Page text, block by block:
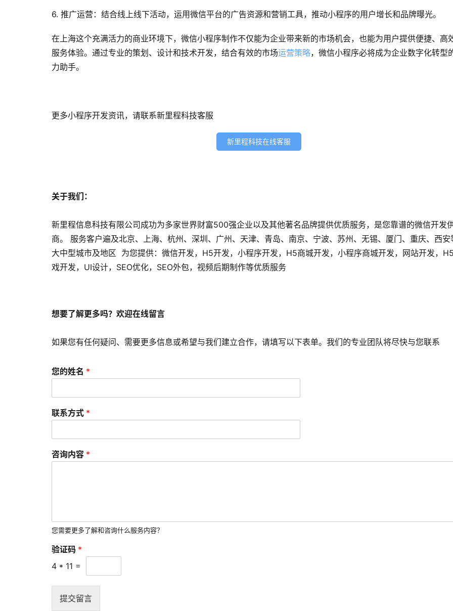
6. 推广运营：结合线上线下活动，运用微信平台的广告资源和营销工具，推动小程序的用户增长和品牌曝光。
在上海这个充满活力的商业环境下，微信小程序制作不仅能为企业带来新的市场机会，也能为用户提供便捷、高
服务体验。通过专业的策划、设计和技术开发，结合有效的市场运营策略，微信小程序必将成为企业数字化转型
力助手。
更多小程序开发资讯，请联系新里程科技客服
新里程科技在线客服
关于我们：
新里程信息科技有限公司成功为多家世界财富500强企业以及其他著名品牌提供优质服务，是您靠谱的微信开发
商。 服务客户遍及北京、上海、杭州、深圳、广州、天津、青岛、南京、宁波、苏州、无锡、厦门、重庆、西安
大中型城市及地区 为您提供：微信开发，H5开发，小程序开发，H5商城开发，小程序商城开发，网站开发，
戏开发，UI设计，SEO优化，SEO外包，视频后期制作等优质服务
想要了解更多吗？欢迎在线留言
如果您有任何疑问、需要更多信息或希望与我们建立合作，请填写以下表单。我们的专业团队将尽快与您联系
您的姓名 *
联系方式 *
咨询内容 *
您需要更多了解和咨询什么服务内容？
验证码 *
4 * 11 =
提交留言